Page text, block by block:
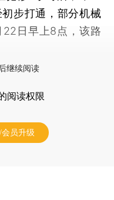
步打通，部分机械
日早上8点，该路
继续阅读
阅读权限
员升级